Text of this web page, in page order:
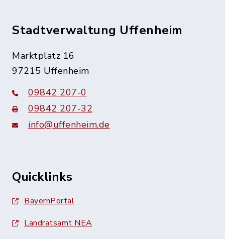
Stadtverwaltung Uffenheim
Marktplatz 16
97215 Uffenheim
09842 207-0
09842 207-32
info@uffenheim.de
Quicklinks
BayernPortal
Landratsamt NEA